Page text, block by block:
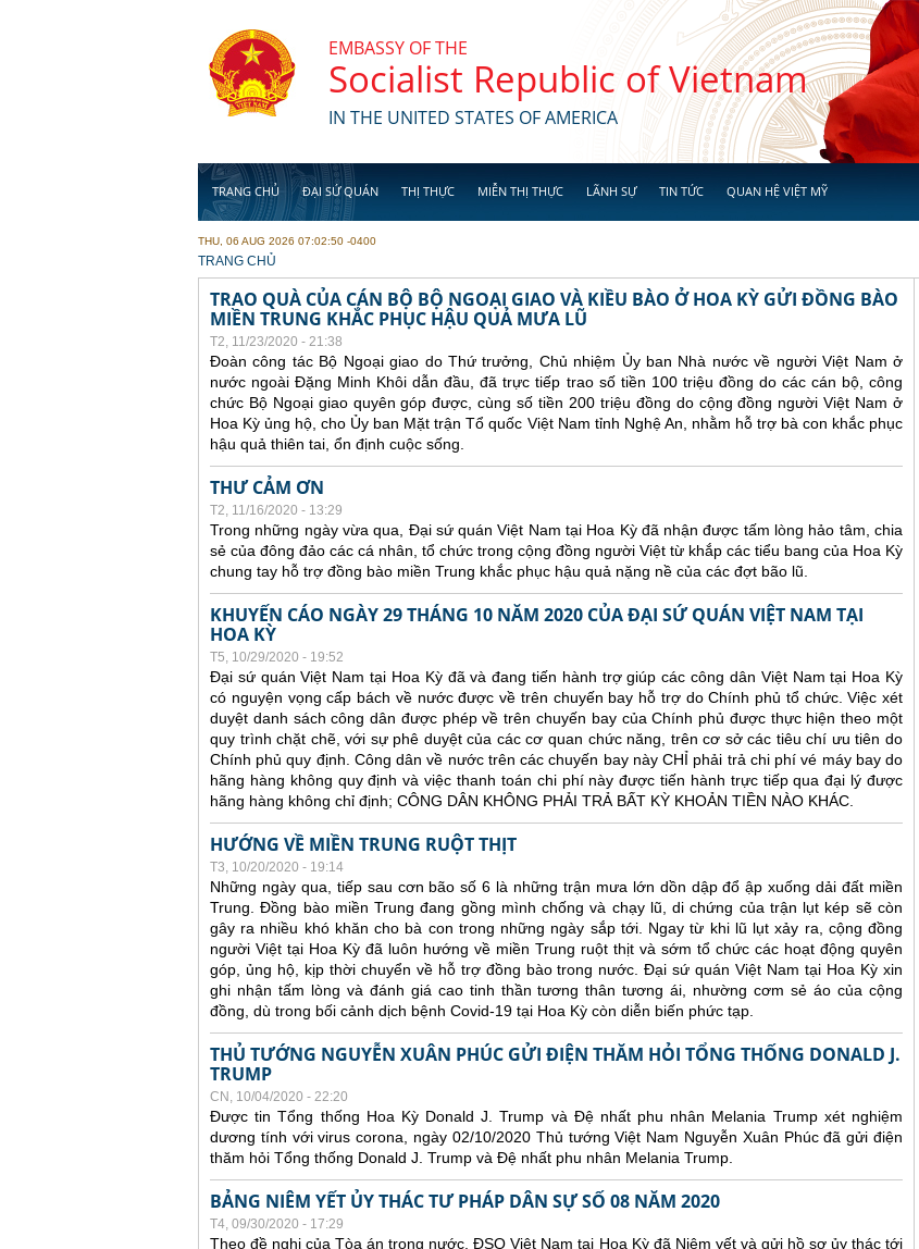
EMBASSY OF THE
Socialist Republic of Vietnam
IN THE UNITED STATES OF AMERICA
TRANG CHỦ ĐẠI SỨ QUÁN THỊ THỰC MIỄN THỊ THỰC LÃNH SỰ TIN TỨC QUAN HỆ VIỆT MỸ
THU, 06 AUG 2026 07:02:50 -0400
YOU ARE HERE
TRANG CHỦ
TRAO QUÀ CỦA CÁN BỘ BỘ NGOẠI GIAO VÀ KIỀU BÀO Ở HOA KỲ GỬI ĐỒNG BÀO
MIỀN TRUNG KHẮC PHỤC HẬU QUẢ MƯA LŨ
T2, 11/23/2020 - 21:38
Đoàn công tác Bộ Ngoại giao do Thứ trưởng, Chủ nhiệm Ủy ban Nhà nước về người Việt Nam ở
nước ngoài Đặng Minh Khôi dẫn đầu, đã trực tiếp trao số tiền 100 triệu đồng do các cán bộ, công
chức Bộ Ngoại giao quyên góp được, cùng số tiền 200 triệu đồng do cộng đồng người Việt Nam ở
Hoa Kỳ ủng hộ, cho Ủy ban Mặt trận Tổ quốc Việt Nam tỉnh Nghệ An, nhằm hỗ trợ bà con khắc phục
hậu quả thiên tai, ổn định cuộc sống.
THƯ CẢM ƠN
T2, 11/16/2020 - 13:29
Trong những ngày vừa qua, Đại sứ quán Việt Nam tại Hoa Kỳ đã nhận được tấm lòng hảo tâm, chia
sẻ của đông đảo các cá nhân, tổ chức trong cộng đồng người Việt từ khắp các tiểu bang của Hoa Kỳ
chung tay hỗ trợ đồng bào miền Trung khắc phục hậu quả nặng nề của các đợt bão lũ.
KHUYẾN CÁO NGÀY 29 THÁNG 10 NĂM 2020 CỦA ĐẠI SỨ QUÁN VIỆT NAM TẠI
HOA KỲ
T5, 10/29/2020 - 19:52
Đại sứ quán Việt Nam tại Hoa Kỳ đã và đang tiến hành trợ giúp các công dân Việt Nam tại Hoa Kỳ
có nguyện vọng cấp bách về nước được về trên chuyến bay hỗ trợ do Chính phủ tổ chức. Việc xét
duyệt danh sách công dân được phép về trên chuyến bay của Chính phủ được thực hiện theo một
quy trình chặt chẽ, với sự phê duyệt của các cơ quan chức năng, trên cơ sở các tiêu chí ưu tiên do
Chính phủ quy định. Công dân về nước trên các chuyến bay này CHỈ phải trả chi phí vé máy bay do
hãng hàng không quy định và việc thanh toán chi phí này được tiến hành trực tiếp qua đại lý được
hãng hàng không chỉ định; CÔNG DÂN KHÔNG PHẢI TRẢ BẤT KỲ KHOẢN TIỀN NÀO KHÁC.
HƯỚNG VỀ MIỀN TRUNG RUỘT THỊT
T3, 10/20/2020 - 19:14
Những ngày qua, tiếp sau cơn bão số 6 là những trận mưa lớn dồn dập đổ ập xuống dải đất miền
Trung. Đồng bào miền Trung đang gồng mình chống và chạy lũ, di chứng của trận lụt kép sẽ còn
gây ra nhiều khó khăn cho bà con trong những ngày sắp tới. Ngay từ khi lũ lụt xảy ra, cộng đồng
người Việt tại Hoa Kỳ đã luôn hướng về miền Trung ruột thịt và sớm tổ chức các hoạt động quyên
góp, ủng hộ, kịp thời chuyển về hỗ trợ đồng bào trong nước. Đại sứ quán Việt Nam tại Hoa Kỳ xin
ghi nhận tấm lòng và đánh giá cao tinh thần tương thân tương ái, nhường cơm sẻ áo của cộng
đồng, dù trong bối cảnh dịch bệnh Covid-19 tại Hoa Kỳ còn diễn biến phức tạp.
THỦ TƯỚNG NGUYỄN XUÂN PHÚC GỬI ĐIỆN THĂM HỎI TỔNG THỐNG DONALD J.
TRUMP
CN, 10/04/2020 - 22:20
Được tin Tổng thống Hoa Kỳ Donald J. Trump và Đệ nhất phu nhân Melania Trump xét nghiệm
dương tính với virus corona, ngày 02/10/2020 Thủ tướng Việt Nam Nguyễn Xuân Phúc đã gửi điện
thăm hỏi Tổng thống Donald J. Trump và Đệ nhất phu nhân Melania Trump.
BẢNG NIÊM YẾT ỦY THÁC TƯ PHÁP DÂN SỰ SỐ 08 NĂM 2020
T4, 09/30/2020 - 17:29
Theo đề nghị của Tòa án trong nước, ĐSQ Việt Nam tại Hoa Kỳ đã Niêm yết và gửi hồ sơ ủy thác tới